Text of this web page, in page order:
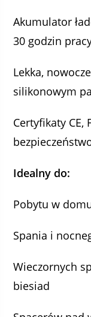
Akumulator
30 godzin
Lekka,
silikonowym
Certyfikaty CE,
Idealny do:
Pobytu w
Spania i
Wieczornych
biesiad